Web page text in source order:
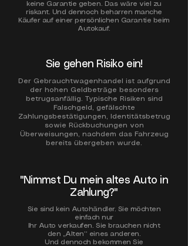
keine Garantie geben. Das wäre viel zu
riskant. Und dennoch beharren manche
Käufer auf einer persönlichen Garantie beim
Autokauf.
Sie gehen Risiko ein!
Der Gebrauchtwagenhandel ist aufgrund
der hohen Geldbeträge besonders
betrugsanfällig. Typische Risiken sind
Falschgeld, gefälschte
Zahlungsbestätigungen, Identitätsbetrug
sowie Rückbuchungen von
Überweisungen,
nachdem das Fahrzeug
bereits übergeben wurde.
​​"Nimmst Du mein altes Auto in
Zahlung?"
Sie sind kein Autohändler. Sie möchten
einfach nur
Ihr Auto verkaufen. Sie brauchen nicht
den „Alten“ eines anderen.
Und dennoch bekommen Sie